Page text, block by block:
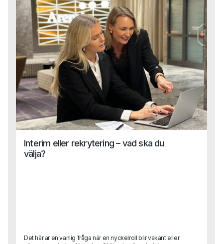
Interim eller rekrytering – vad ska du
välja?
Det här är en vanlig fråga när en nyckelroll blir vakant eller